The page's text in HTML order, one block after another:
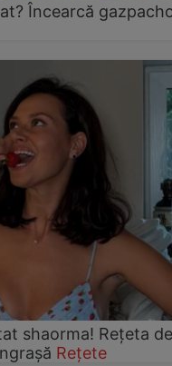
Încearcă
shaorma! Rețeta de
Rețete